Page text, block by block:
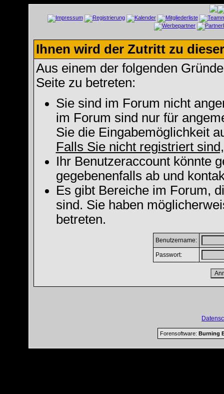
Ihnen wird der Zutritt zu
Aus einem der folgenden
Seite zu betreten:
Sie sind im Forum nicht
im Forum sind nur für
Sie die Eingabemöglichkeit
Falls Sie nicht registriert
Ihr Benutzeraccount könnte
gegebenenfalls ab und
Es gibt Bereiche im Forum,
sind. Sie haben
betreten.
Benutzername:
Passwort:
Forensoftware: Burning